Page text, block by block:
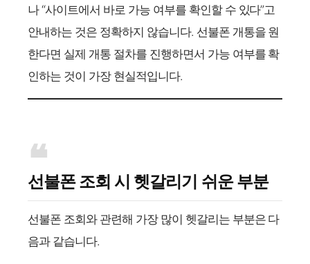
나 “사이트에서 바로 가능 여부를 확인할 수 있다”고
안내하는 것은 정확하지 않습니다. 선불폰 개통을 원
한다면 실제 개통 절차를 진행하면서 가능 여부를 확
인하는 것이 가장 현실적입니다.
선불폰 조회 시 헷갈리기 쉬운 부분
선불폰 조회와 관련해 가장 많이 헷갈리는 부분은 다
음과 같습니다.